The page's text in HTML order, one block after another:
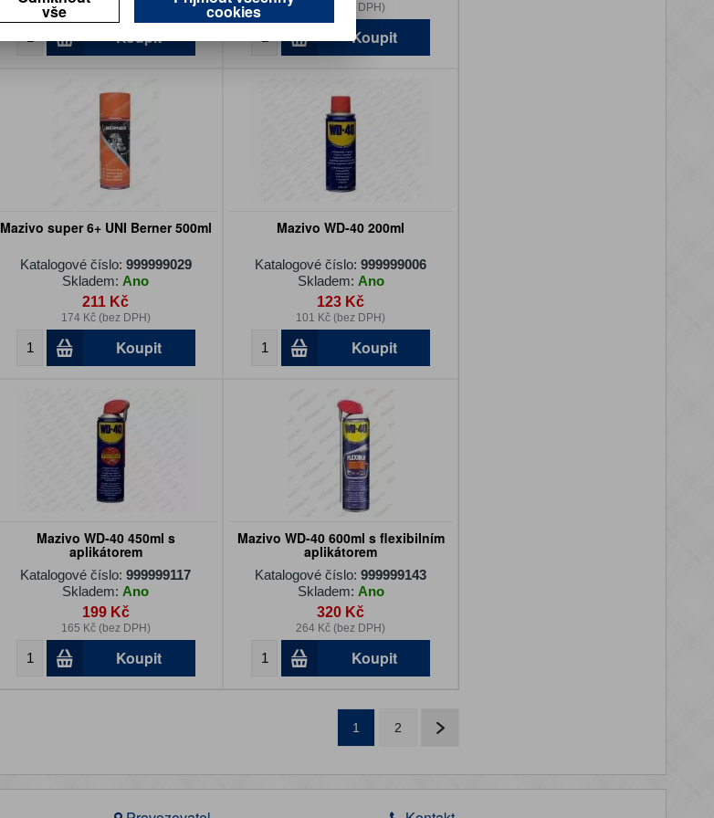
325 Kč (bez DPH)
Koupit
278 Kč (bez DPH)
Koupit
Mazivo super 6+ UNI Berner 500ml
Katalogové číslo: 999999029
Skladem: Ano
211 Kč
174 Kč (bez DPH)
Koupit
Mazivo WD-40 200ml
Katalogové číslo:999999006
Skladem: Ano
123 Kč
101 Kč (bez DPH)
Koupit
Mazivo WD-40 450ml s
aplikátorem
Katalogové číslo:999999117
Skladem: Ano
199 Kč
165 Kč (bez DPH)
Koupit
Mazivo WD-40 600ml s flexibilním
aplikátorem
Katalogové číslo:999999143
Skladem: Ano
320 Kč
264 Kč (bez DPH)
Koupit
1 2
vše cookies